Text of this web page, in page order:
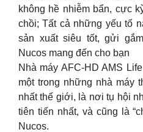
không hề nhiễm bẩn, cực
chồi; Tất cả những yếu tố
sản xuất siêu tốt, gửi
Nucos mang đến cho bạn
Nhà máy AFC-HD AMS
một trong những nhà máy
nhất thế giới, là nơi tụ hội
tiên tiến nhất, và cũng là
Nucos.